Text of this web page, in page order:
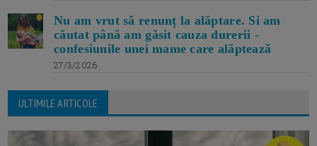
Nu am vrut să renunț la alăptare. Si am
căutat până am găsit cauza durerii -
confesiunile unei mame care alăptează
27/3/2026
ULTIMILE ARTICOLE